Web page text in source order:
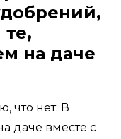
на даче
что нет. В
даче вместе с